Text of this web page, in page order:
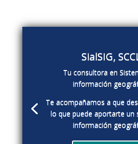
SialSIG,
Tu consultora en
información
Te acompañamos a que
lo que puede aportarte un
información